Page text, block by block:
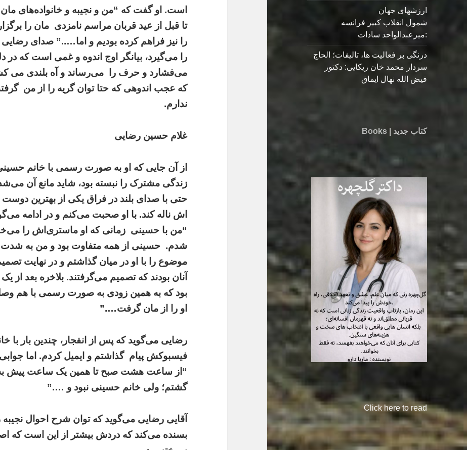
ارزشهای جهان
شمول انقلاب کبیر فرانسه
:میرعبدالواحد سادات
درنگی بر فعالیت ها، تالیفات؛ الحاج
سردار محمد خان ریکایی: دکتور
فیض الله نهال ایماق
کتاب جدید | Books
Click here to read
است. او گفت که “من و نجیبه و خانواده‌های
تا قبل از عید قربان مراسم نامزدی‌ مان را
را نیز فراهم کرده بودیم و اما…..”صدای رضایی
را می‌گیرد، بیانگر اوج اندوه و غمی است که
می‌فشارد و حرف را
می‌رساند و آه بلندی می
که عجب اندوهی که حتا ‌توان گریه را از من
ندارم.
غلام حسین رضایی
از آن جایی که او به صورت رسمی با خانم
زندگی مشترک را نبسته بود، شاید مانع آن
حتی با صدای بلند در فراق یکی از بهترین‌
اش ناله کند. با او صحبت می‌کنم و در ادامه
“من با حسینی زمانی که او ماستری‌اش را
شدم. حسینی از همه متفاوت‌ بود و من به شدت
موضوع را با او در میان گذاشتم و در نهایت
آنان بودند که تصمیم می‌گرفتند. بلاخره بعد از
بود که به همین زودی به صورت رسمی با هم
او را از مان گرفت….”
رضایی می‌گوید که پس از انفجار، چندین بار با
فیسبوکش پیام گذاشتم و ایمیل کردم. اما
“از ساعت هشت صبح تا همین یک ساعت پیش به
گشتم؛ ولی خانم حسینی نبود و ….”
آقایی رضایی می‌گوید که توان شرح احوال نجیبه
بسنده می‌کند که دردش بیشتر از این است که